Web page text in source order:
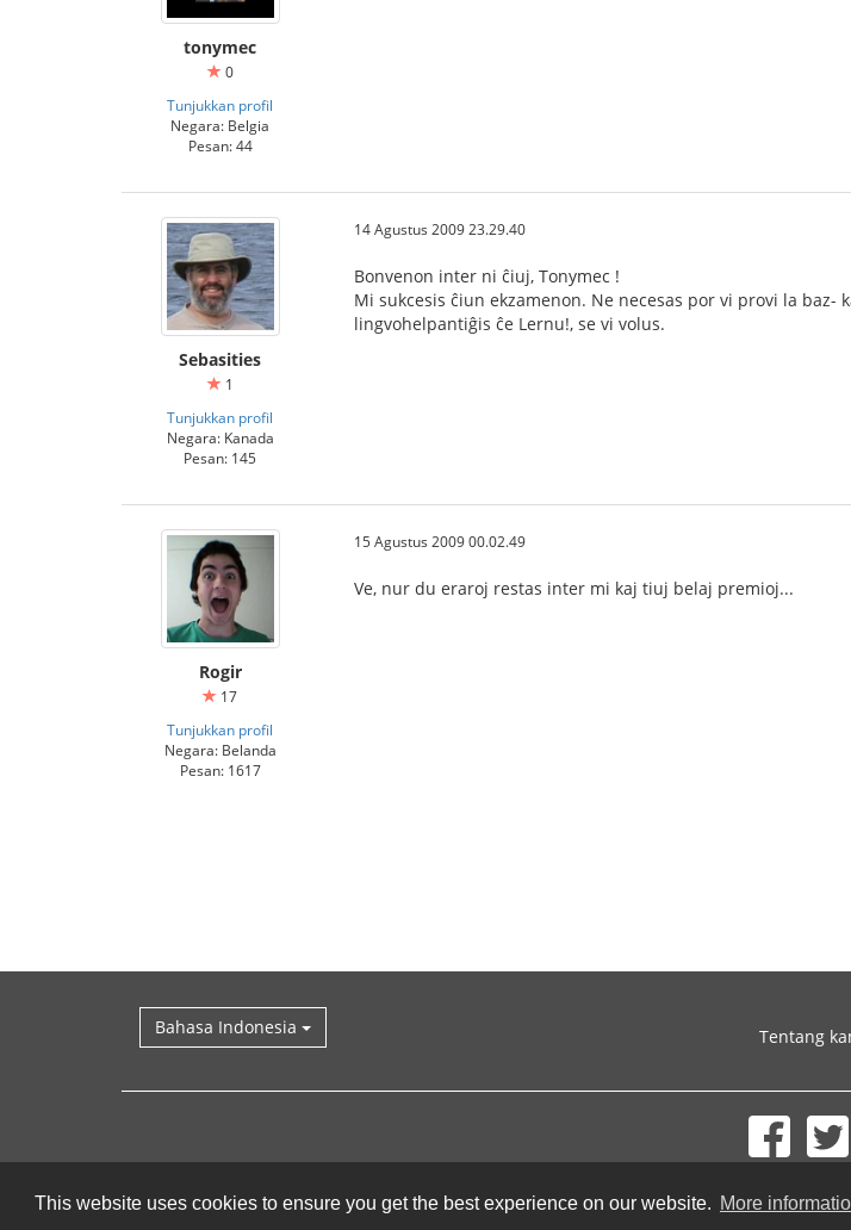
This website uses cookies to ensure you get the best experience on our website. More
tonymec
0
Tunjukkan profil
Negara: Belgia
Pesan: 44
Sebasities
1
Tunjukkan profil
Negara: Kanada
Pesan: 145
14 Agustus 2009 23.29.40
Bonvenon inter ni ĉiuj, Tonymec !
Mi sukcesis ĉiun ekzamenon. Ne necesas por vi provi la
lingvohelpantiĝis ĉe Lernu!, se vi volus.
Rogir
17
Tunjukkan profil
Negara: Belanda
Pesan: 1617
15 Agustus 2009 00.02.49
Ve, nur du eraroj restas inter mi kaj tiuj belaj premioj...
Bahasa Indonesia Tentang